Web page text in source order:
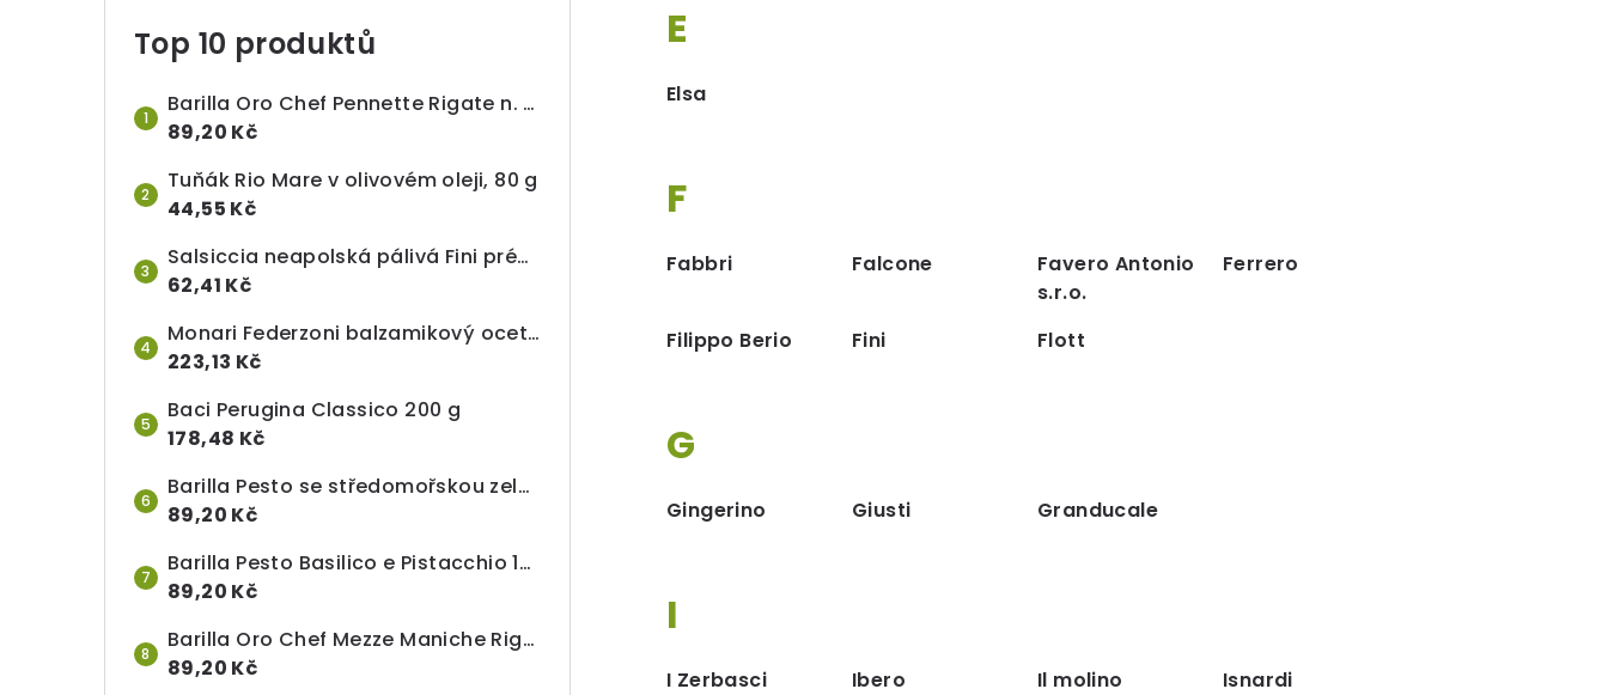
Top 10 produktů
Barilla Oro Chef Pennette Rigate n. 72, 1 kg
89,20 Kč
Tuňák Rio Mare v olivovém oleji, 80 g
44,55 Kč
Salsiccia neapolská pálivá Fini prémiová, celý kus (cca 500 g), cena za 100 g
62,41 Kč
Monari Federzoni balzamikový ocet I.G.P. zralý 250 ml
223,13 Kč
Baci Perugina Classico 200 g
178,48 Kč
Barilla Pesto se středomořskou zeleninou 200 g
89,20 Kč
Barilla Pesto Basilico e Pistacchio 190 g
89,20 Kč
Barilla Oro Chef Mezze Maniche Rigate n. 84, 1 kg
89,20 Kč
E
Elsa
F
Fabbri Falcone
Favero Antonio
s.r.o.
Ferrero
Filippo Berio Fini Flott
G
Gingerino Giusti Granducale
I
I Zerbasci Ibero Il molino Isnardi